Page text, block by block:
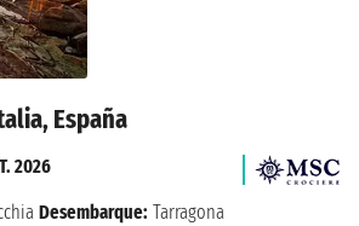
España
2026
Desembarque: Tarragona